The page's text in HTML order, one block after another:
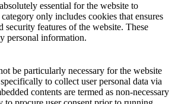
essential for the website to
only includes cookies that ensures
security features of the website. These
personal information.
be particularly necessary for the website
to collect user personal data via
contents are termed as non-necessary